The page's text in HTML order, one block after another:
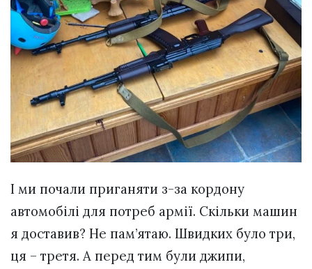
І ми почали приганяти з-за кордону
автомобілі для потреб армії. Скільки машин
я доставив? Не пам’ятаю. Швидких було три,
ця – третя. А перед тим були джипи,